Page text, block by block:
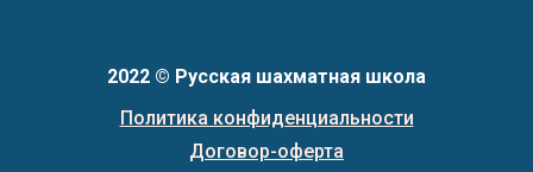
2022 © Русская шахматная школа
Политика конфиденциальности
Договор-оферта